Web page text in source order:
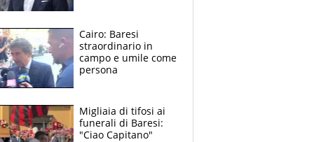
calcio
Cairo: Baresi
straordinario in
campo e umile come
persona
Migliaia di tifosi ai
funerali di Baresi:
"Ciao Capitano"